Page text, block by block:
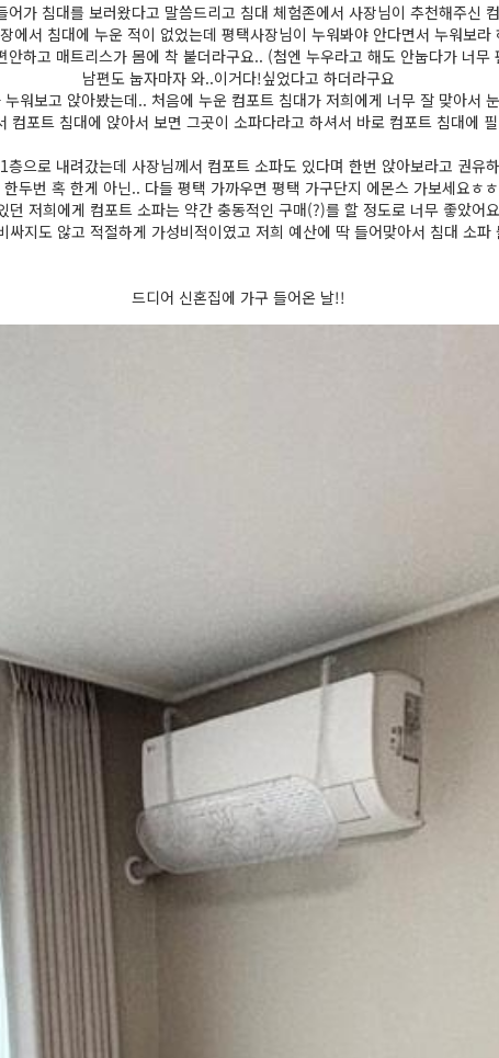
가 침대를 보러왔다고 말씀드리고 침대 체험존에서 사장님이 추천해주신
에서 침대에 누운 적이 없었는데 평택사장님이 누워봐야 안다면서 누워보
안하고 매트리스가 몸에 착 붙더라구요.. (첨엔 누우라고 해도 안눕다가 너무
남편도 눕자마자 와..이거다!싶었다고 하더라구요
워보고 앉아봤는데.. 처음에 누운 컴포트 침대가 저희에게 너무 잘 맞아서
컴포트 침대에 앉아서 보면 그곳이 소파다라고 하셔서 바로 컴포트 침대에
층으로 내려갔는데 사장님께서 컴포트 소파도 있다며 한번 앉아보라고 권유
두번 혹 한게 아닌.. 다들 평택 가까우면 평택 가구단지 에몬스 가보세요ㅎ
던 저희에게 컴포트 소파는 약간 충동적인 구매(?)를 할 정도로 너무 좋았어
싸지도 않고 적절하게 가성비적이였고 저희 예산에 딱 들어맞아서 침대 소
드디어 신혼집에 가구 들어온 날!!